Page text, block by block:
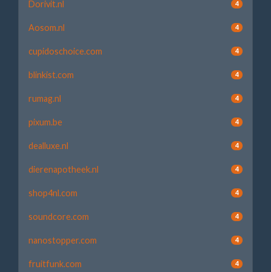
Dorivit.nl 4
Aosom.nl 4
cupidoschoice.com 4
blinkist.com 4
rumag.nl 4
pixum.be 4
dealluxe.nl 4
dierenapotheek.nl 4
shop4nl.com 4
soundcore.com 4
nanostopper.com 4
fruitfunk.com 4